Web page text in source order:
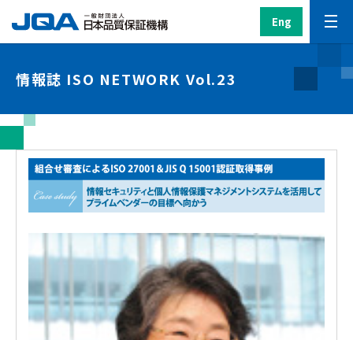
Eng
情報誌 ISO NETWORK Vol.23